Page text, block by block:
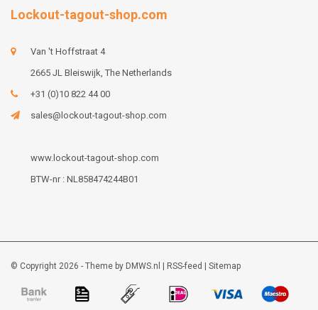
Lockout-tagout-shop.com
Van 't Hoffstraat 4
2665 JL Bleiswijk, The Netherlands
+31 (0)10 822 44 00
sales@lockout-tagout-shop.com
www.lockout-tagout-shop.com
BTW-nr : NL858474244B01
© Copyright 2026 - Theme by DMWS.nl RSS-feed Sitemap